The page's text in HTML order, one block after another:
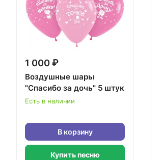
1 000 ₽
Воздушные шары
"Спасибо за дочь" 5 штук
Есть в наличии
В корзину
Купить песню